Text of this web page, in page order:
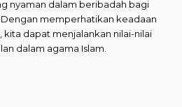
nyaman dalam beribadah bagi
memperhatikan keadaan
dapat menjalankan nilai-nilai
dalam agama Islam.